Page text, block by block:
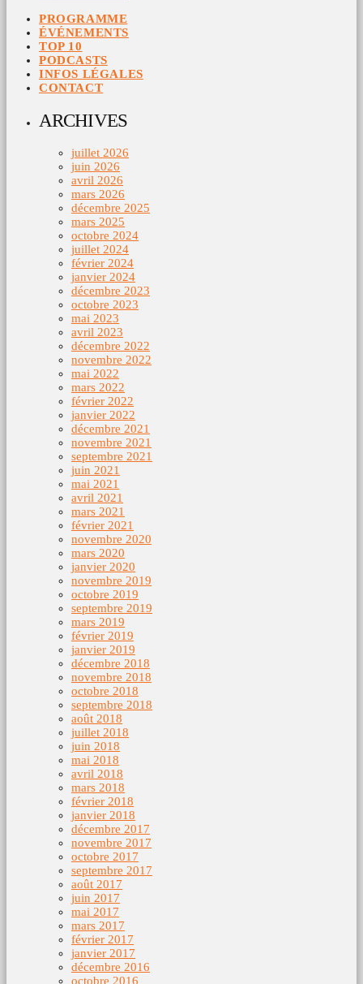
PROGRAMME
ÉVÉNEMENTS
TOP 10
PODCASTS
INFOS LÉGALES
CONTACT
ARCHIVES
juillet 2026
juin 2026
avril 2026
mars 2026
décembre 2025
mars 2025
octobre 2024
juillet 2024
février 2024
janvier 2024
décembre 2023
octobre 2023
mai 2023
avril 2023
décembre 2022
novembre 2022
mai 2022
mars 2022
février 2022
janvier 2022
décembre 2021
novembre 2021
septembre 2021
juin 2021
mai 2021
avril 2021
mars 2021
février 2021
novembre 2020
mars 2020
janvier 2020
novembre 2019
octobre 2019
septembre 2019
mars 2019
février 2019
janvier 2019
décembre 2018
novembre 2018
octobre 2018
septembre 2018
août 2018
juillet 2018
juin 2018
mai 2018
avril 2018
mars 2018
février 2018
janvier 2018
décembre 2017
novembre 2017
octobre 2017
septembre 2017
août 2017
juin 2017
mai 2017
mars 2017
février 2017
janvier 2017
décembre 2016
octobre 2016